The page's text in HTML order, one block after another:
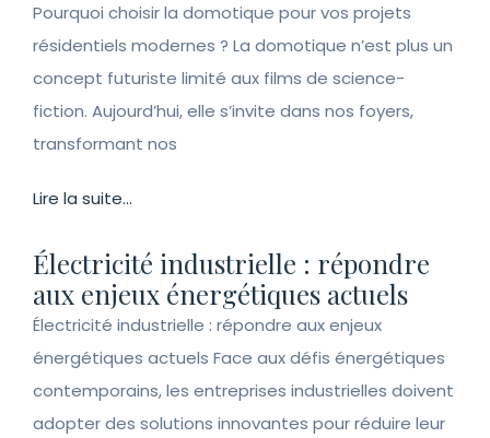
Pourquoi choisir la domotique pour vos projets
résidentiels modernes ? La domotique n’est plus un
concept futuriste limité aux films de science-
fiction. Aujourd’hui, elle s’invite dans nos foyers,
transformant nos
Lire la suite...
Électricité industrielle : répondre
aux enjeux énergétiques actuels
Électricité industrielle : répondre aux enjeux
énergétiques actuels Face aux défis énergétiques
contemporains, les entreprises industrielles doivent
adopter des solutions innovantes pour réduire leur